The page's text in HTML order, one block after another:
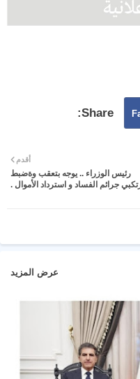
أقدم
رئيس الوزراء .. يوجه بتعقب وةضبط
جرائم الفساد و استرداد الأموال .
عرض المزيد